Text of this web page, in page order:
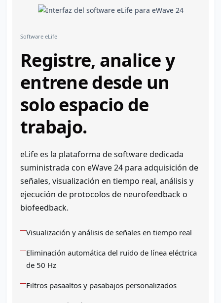
Software eLife
Registre, analice y
entrene desde un
solo espacio de
trabajo.
eLife es la plataforma de software dedicada
suministrada con eWave 24 para adquisición de
señales, visualización en tiempo real, análisis y
ejecución de protocolos de neurofeedback o
biofeedback.
Visualización y análisis de señales en tiempo real
Eliminación automática del ruido de línea eléctrica
de 50 Hz
Filtros pasaaltos y pasabajos personalizados